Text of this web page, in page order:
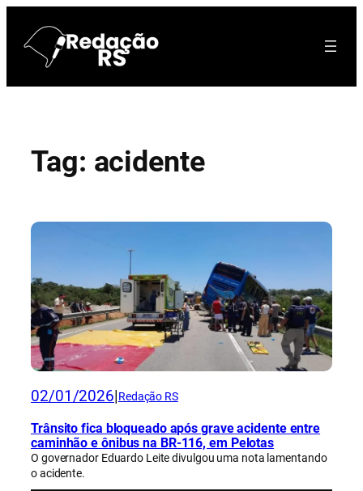
para
Tag: acidente
02/01/2026 Redação RS
Trânsito fica bloqueado após grave acidente entre
caminhão e ônibus na BR-116, em Pelotas
O governador Eduardo Leite divulgou uma nota lamentando
o acidente.